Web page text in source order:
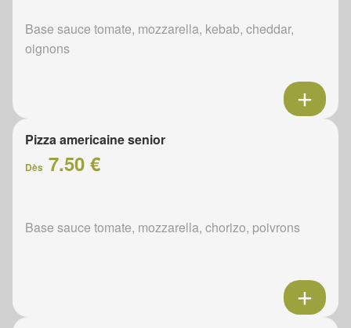
Base sauce tomate, mozzarella, kebab, cheddar,
oignons
Pizza americaine senior
Dès 7.50 €
Base sauce tomate, mozzarella, chorizo, poivrons